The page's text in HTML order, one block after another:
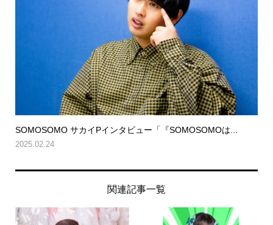
SOMOSOMO サカイPインタビュー「『SOMOSOMOは...
2025.02.24
関連記事一覧